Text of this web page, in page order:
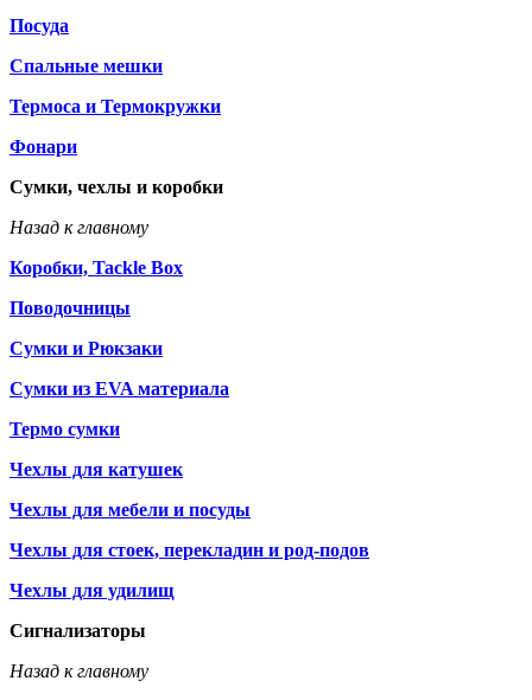
Посуда
Спальные мешки
Термоса и Термокружки
Фонари
Сумки, чехлы и коробки
Назад к главному
Коробки, Tackle Box
Поводочницы
Сумки и Рюкзаки
Сумки из EVA материала
Термо сумки
Чехлы для катушек
Чехлы для мебели и посуды
Чехлы для стоек, перекладин и род-подов
Чехлы для удилищ
Сигнализаторы
Назад к главному